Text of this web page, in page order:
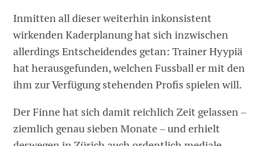
Inmitten all dieser weiterhin inkonsistent
wirkenden Kaderplanung hat sich inzwischen
allerdings Entscheidendes getan: Trainer Hyypiä
hat herausgefunden, welchen Fussball er mit den
ihm zur Verfügung stehenden Profis spielen will.
Der Finne hat sich damit reichlich Zeit gelassen –
ziemlich genau sieben Monate – und erhielt